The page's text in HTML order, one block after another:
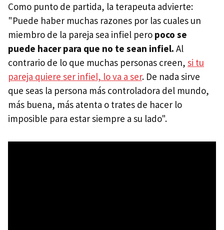
Como punto de partida, la terapeuta advierte:
"Puede haber muchas razones por las cuales un
miembro de la pareja sea infiel pero poco se
puede hacer para que no te sean infiel. Al
contrario de lo que muchas personas creen, si tu
pareja quiere ser infiel, lo va a ser. De nada sirve
que seas la persona más controladora del mundo,
más buena, más atenta o trates de hacer lo
imposible para estar siempre a su lado".